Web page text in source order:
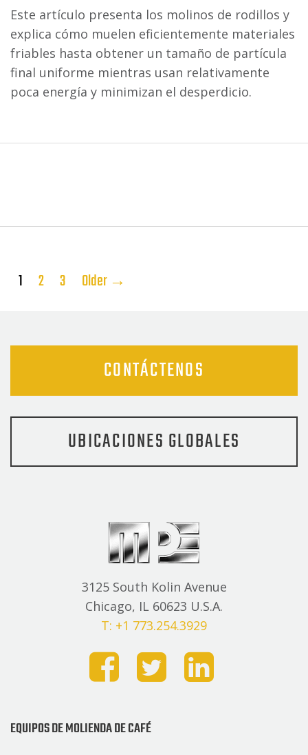
Este artículo presenta los molinos de rodillos y
explica cómo muelen eficientemente materiales
friables hasta obtener un tamaño de partícula
final uniforme mientras usan relativamente
poca energía y minimizan el desperdicio.
Paginación
1 2 3 Older →
CONTÁCTENOS
UBICACIONES GLOBALES
3125 South Kolin Avenue
Chicago, IL 60623 U.S.A.
T: +1 773.254.3929
EQUIPOS DE MOLIENDA DE CAFÉ